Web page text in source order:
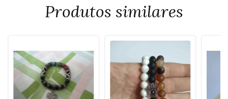
Produtos similares